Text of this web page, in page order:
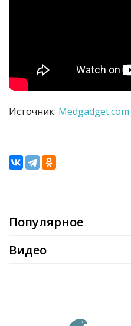
Источник: Medgadget.com
Популярное
Видео